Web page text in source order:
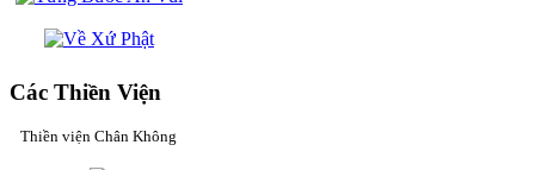
Các Thiền Viện
Thiền viện Chân Không